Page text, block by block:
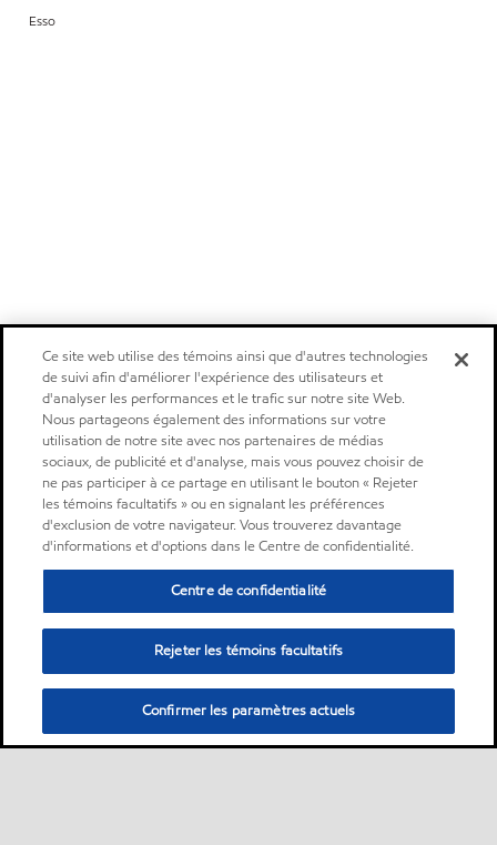
Esso
Ce site web utilise des témoins ainsi que d'autres technologies
de suivi afin d'améliorer l'expérience des utilisateurs et
d'analyser les performances et le trafic sur notre site Web.
Nous partageons également des informations sur votre
utilisation de notre site avec nos partenaires de médias
sociaux, de publicité et d'analyse, mais vous pouvez choisir de
ne pas participer à ce partage en utilisant le bouton « Rejeter
les témoins facultatifs » ou en signalant les préférences
d'exclusion de votre navigateur. Vous trouverez davantage
d'informations et d'options dans le Centre de confidentialité.
Centre de confidentialité
Rejeter les témoins facultatifs
Confirmer les paramètres actuels